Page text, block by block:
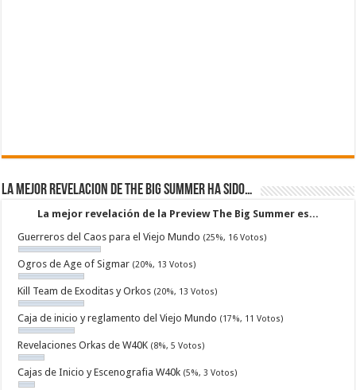
La mejor revelacion de The Big Summer ha sido…
La mejor revelación de la Preview The Big Summer es...
Guerreros del Caos para el Viejo Mundo (25%, 16 Votos)
Ogros de Age of Sigmar (20%, 13 Votos)
Kill Team de Exoditas y Orkos (20%, 13 Votos)
Caja de inicio y reglamento del Viejo Mundo (17%, 11 Votos)
Revelaciones Orkas de W40K (8%, 5 Votos)
Cajas de Inicio y Escenografia W40k (5%, 3 Votos)